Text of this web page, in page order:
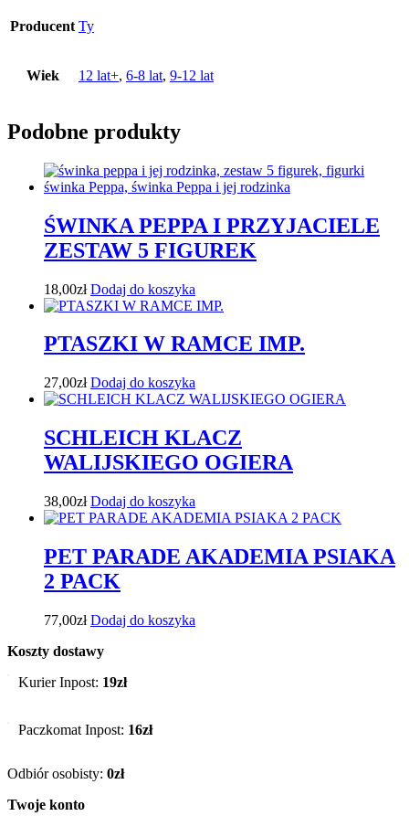
Producent Ty
Wiek 12 lat+, 6-8 lat, 9-12 lat
Podobne produkty
ŚWINKA PEPPA I PRZYJACIELE
ZESTAW 5 FIGUREK
18,00zł Dodaj do koszyka
PTASZKI W RAMCE IMP.
27,00zł Dodaj do koszyka
SCHLEICH KLACZ
WALIJSKIEGO OGIERA
38,00zł Dodaj do koszyka
PET PARADE AKADEMIA PSIAKA
2 PACK
77,00zł Dodaj do koszyka
Koszty dostawy
Kurier Inpost: 19zł
Paczkomat Inpost: 16zł
Odbiór osobisty: 0zł
Twoje konto